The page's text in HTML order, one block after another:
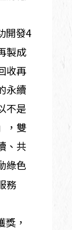
開發4
製成
收再
永續
不是
，雙
、共
綠色
務
，